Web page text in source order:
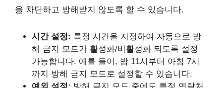
을 차단하고 방해받지 않도록 할 수 있습니다.
시간 설정: 특정 시간을 지정하여 자동으로 방
해 금지 모드가 활성화/비활성화 되도록 설정
가능합니다. 예를 들어, 밤 11시부터 아침 7시
까지 방해 금지 모드로 설정할 수 있습니다.
예외 설정: 방해 금지 모드 중에도 특정 연락처